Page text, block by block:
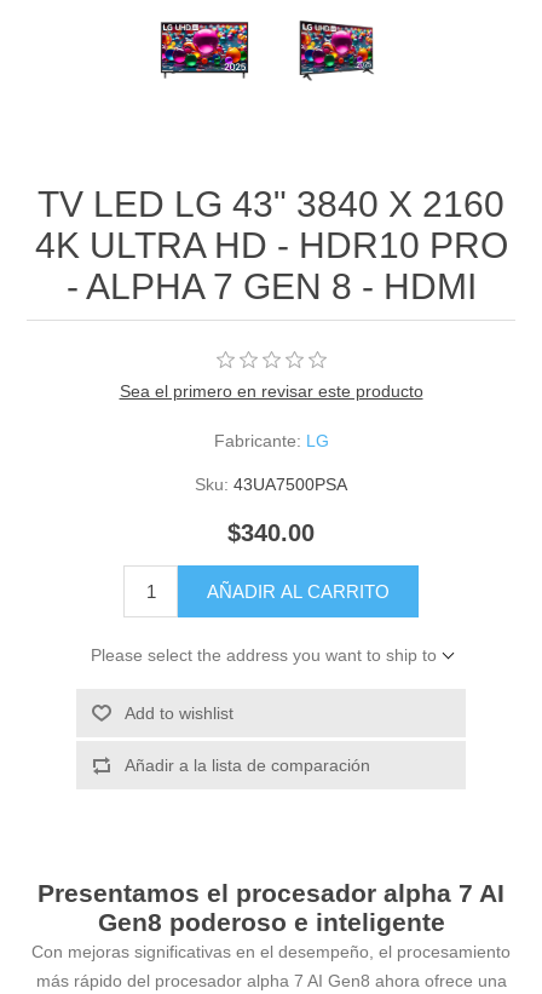
TV LED LG 43" 3840 X 2160
4K ULTRA HD - HDR10 PRO
- ALPHA 7 GEN 8 - HDMI
Sea el primero en revisar este producto
Fabricante: LG
Sku: 43UA7500PSA
$340.00
AÑADIR AL CARRITO
Please select the address you want to ship to
Add to wishlist
Añadir a la lista de comparación
Presentamos el procesador alpha 7 AI
Gen8 poderoso e inteligente
Con mejoras significativas en el desempeño, el procesamiento
más rápido del procesador alpha 7 AI Gen8 ahora ofrece una